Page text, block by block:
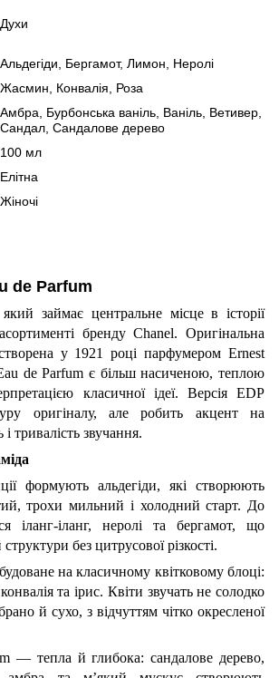
Духи
Альдегіди, Бергамот, Лимон, Неролі
Жасмин, Конвалія, Роза
Амбра, Бурбонська ваніль, Ваніль, Ветивер,
Сандал, Сандалове дерево
100 мл
Елітна
Жіночі
de Parfum
займає центральне місце в історії
бренду Chanel. Оригінальна
у 1921 році парфумером Ernest
de Parfum є більш насиченою, теплою
класичної ідеї. Версія EDP
оригіналу, але робить акцент на
тривалість звучання.
формують альдегіди, які створюють
трохи мильний і холодний старт. До
іланг-іланг, неролі та бергамот, що
без цитрусової різкості.
на класичному квітковому блоці:
та ірис. Квіти звучать не солодко
й сухо, з відчуттям чітко окресленої
— тепла й глибока: сандалове дерево,